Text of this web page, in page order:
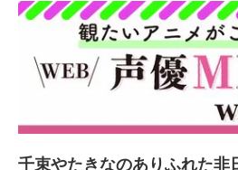
千束やたきなのありふれた非